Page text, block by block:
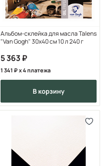
Альбом-склейка для масла Talens
"Van Gogh" 30х40 см 10 л 240 г
5 363
1 341 x 4 платежа
в корзину